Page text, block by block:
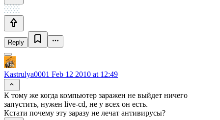
Reply
Kastrulya0001 Feb 12 2010 at 12:49
К тому же когда компьютер заражен не выйдет ничего
запустить, нужен live-cd, не у всех он есть.
Кстати почему эту заразу не лечат антивирусы?